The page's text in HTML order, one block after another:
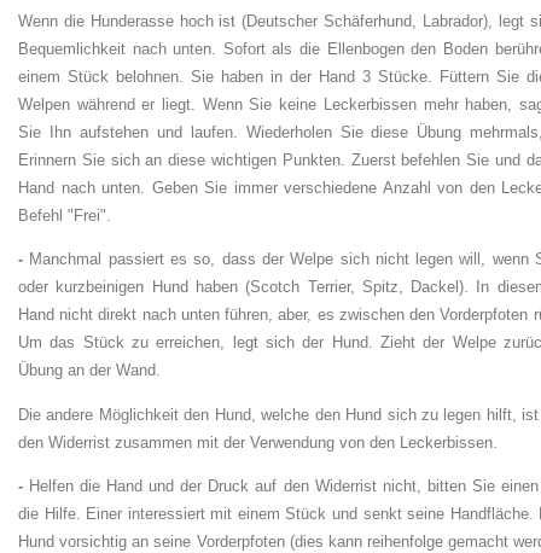
Wenn die Hunderasse hoch ist (Deutscher Schäferhund, Labrador), legt
Bequemlichkeit nach unten. Sofort als die Ellenbogen den Boden
einem Stück belohnen. Sie haben in der Hand 3 Stücke. Füttern Sie
Welpen während er liegt. Wenn Sie keine Leckerbissen mehr haben,
Sie Ihn aufstehen und laufen. Wiederholen Sie diese Übung
Erinnern Sie sich an diese wichtigen Punkten. Zuerst befehlen Sie und
Hand nach unten. Geben Sie immer verschiedene Anzahl von den
Befehl "Frei".
- Manchmal passiert es so, dass der Welpe sich nicht legen will, wenn
oder kurzbeinigen Hund haben (Scotch Terrier, Spitz, Dackel). In
Hand nicht direkt nach unten führen, aber, es zwischen den Vorderpfoten
Um das Stück zu erreichen, legt sich der Hund. Zieht der Welpe
Übung an der Wand.
Die andere Möglichkeit den Hund, welche den Hund sich zu legen hilft,
den Widerrist zusammen mit der Verwendung von den Leckerbissen.
- Helfen die Hand und der Druck auf den Widerrist nicht, bitten Sie
die Hilfe. Einer interessiert mit einem Stück und senkt seine Handfläche.
Hund vorsichtig an seine Vorderpfoten (dies kann reihenfolge gemacht